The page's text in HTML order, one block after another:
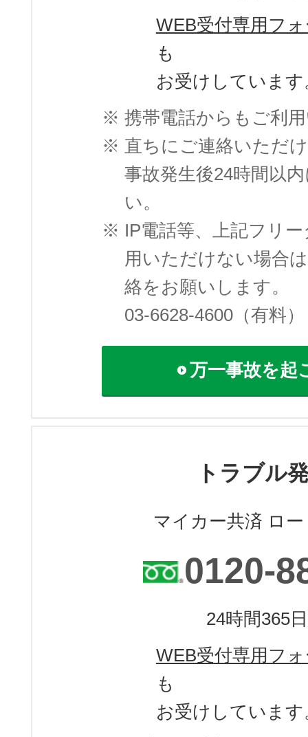
WEB受付専用フ
も
お受けしています
※ 携帯電話からもご利
※ 直ちにご連絡いただ
事故発生後24時間以
い。
※ IP電話等、上記フリ
用いただけない場合
絡をお願いします。
03-6628-4600（有料）
万一事故を起
トラブル
マイカー共済 ロ
0120-
24時間365
WEB受付専用フ
も
お受けしています